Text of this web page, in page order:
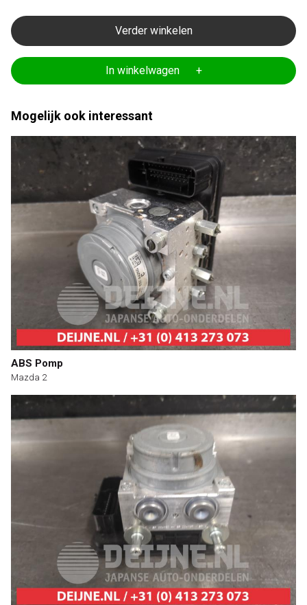
Verder winkelen
In winkelwagen +
Mogelijk ook interessant
ABS Pomp
Mazda 2